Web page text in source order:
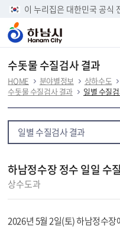
본
이 누리집은 대한민국 공식
수돗물 수질검사 결과
HOME 분야별정보 상하수도
수돗물 수질검사 결과
일별 수질
일별 수질검사 결과
하남정수장 정수 일일 수
상수도과
2026년 5월 2일(토) 하남정수